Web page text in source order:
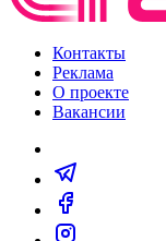
Контакты
Реклама
О проекте
Вакансии